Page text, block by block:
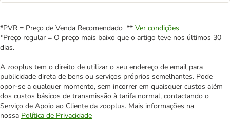
*PVR = Preço de Venda Recomendado ** Ver condições
*Preço regular = O preço mais baixo que o artigo teve nos últimos 30
dias.
A zooplus tem o direito de utilizar o seu endereço de email para
publicidade direta de bens ou serviços próprios semelhantes. Pode
opor-se a qualquer momento, sem incorrer em quaisquer custos além
dos custos básicos de transmissão à tarifa normal, contactando o
Serviço de Apoio ao Cliente da zooplus. Mais informações na
nossa Política de Privacidade